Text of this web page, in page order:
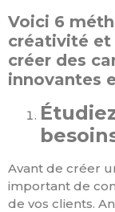
Voici 6
créativité et
créer des
innovantes
Avant de créer
important de
de vos clients.